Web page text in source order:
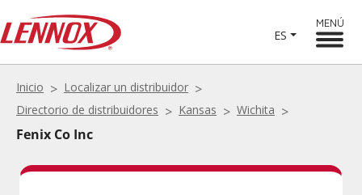
ES
MENÚ
Inicio
Localizar un distribuidor
Directorio de distribuidores
Kansas Wichita
Fenix Co Inc